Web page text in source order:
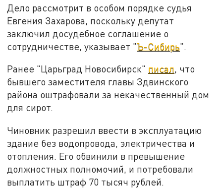
Дело рассмотрит в особом порядке судья
Евгения Захарова, поскольку депутат
заключил досудебное соглашение о
сотрудничестве, указывает "Ъ-Сибирь".
Ранее "Царьград Новосибирск" писал, что
бывшего заместителя главы Здвинского
района оштрафовали за некачественный дом
для сирот.
Чиновник разрешил ввести в эксплуатацию
здание без водопровода, электричества и
отопления. Его обвинили в превышение
должностных полномочий, и потребовали
выплатить штраф 70 тысяч рублей.